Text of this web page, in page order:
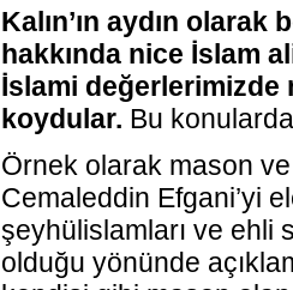
Kalın’ın aydın
hakkında nice İslam
İslami değerlerimizde
koydular. Bu
Örnek olarak mason ve
Cemaleddin Efgani’yi
şeyhülislamları ve ehli
olduğu yönünde